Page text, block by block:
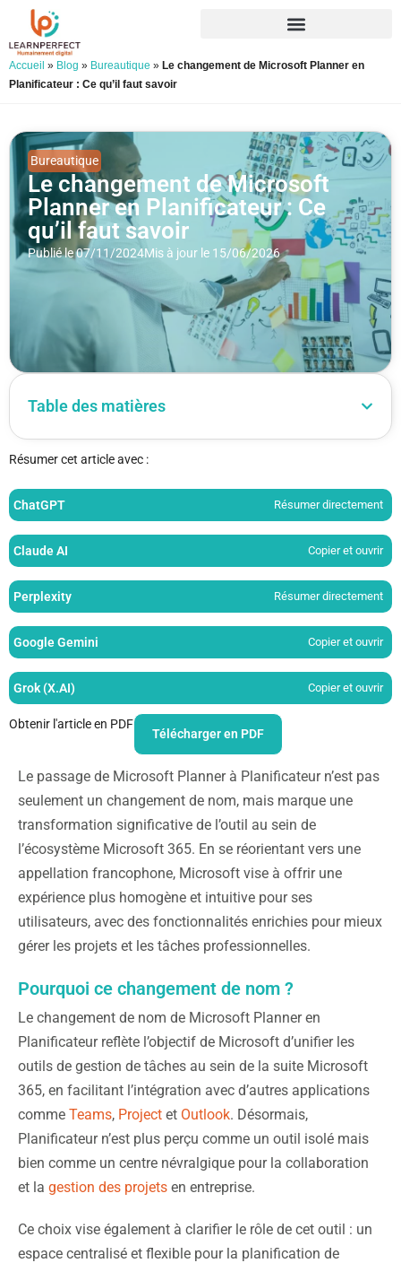
Accueil » Blog » Bureautique » Le changement de Microsoft Planner en
Planificateur : Ce qu’il faut savoir
Bureautique
Le changement de Microsoft
Planner en Planificateur : Ce
qu’il faut savoir
Publié le 07/11/2024Mis à jour le 15/06/2026
Table des matières
Résumer cet article avec :
ChatGPT Résumer directement
Claude AI Copier et ouvrir
Perplexity Résumer directement
Google Gemini Copier et ouvrir
Grok (X.AI) Copier et ouvrir
Obtenir l'article en PDF
Télécharger en PDF
Le passage de Microsoft Planner à Planificateur n’est pas
seulement un changement de nom, mais marque une
transformation significative de l’outil au sein de
l’écosystème Microsoft 365. En se réorientant vers une
appellation francophone, Microsoft vise à offrir une
expérience plus homogène et intuitive pour ses
utilisateurs, avec des fonctionnalités enrichies pour mieux
gérer les projets et les tâches professionnelles.
Pourquoi ce changement de nom ?
Le changement de nom de Microsoft Planner en
Planificateur reflète l’objectif de Microsoft d’unifier les
outils de gestion de tâches au sein de la suite Microsoft
365, en facilitant l’intégration avec d’autres applications
comme Teams, Project et Outlook. Désormais,
Planificateur n’est plus perçu comme un outil isolé mais
bien comme un centre névralgique pour la collaboration
et la gestion des projets en entreprise.
Ce choix vise également à clarifier le rôle de cet outil : un
espace centralisé et flexible pour la planification de